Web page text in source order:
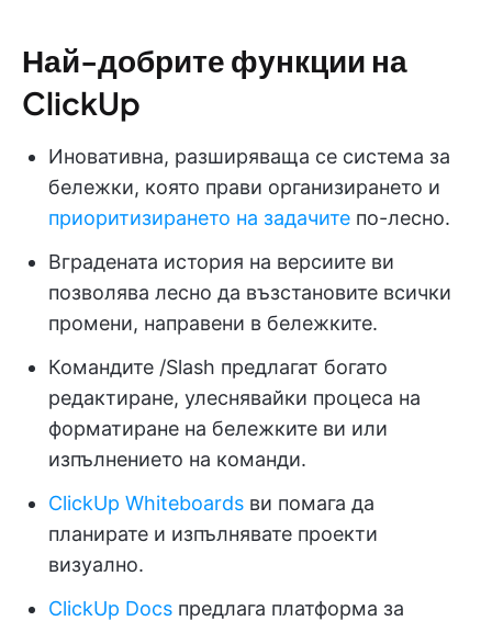
Най-добрите функции на
ClickUp
Иновативна, разширяваща се система за
бележки, която прави организирането и
приоритизирането на задачите по-лесно.
Вградената история на версиите ви
позволява лесно да възстановите всички
промени, направени в бележките.
Командите /Slash предлагат богато
редактиране, улеснявайки процеса на
форматиране на бележките ви или
изпълнението на команди.
ClickUp Whiteboards ви помага да
планирате и изпълнявате проекти
визуално.
ClickUp Docs предлага платформа за